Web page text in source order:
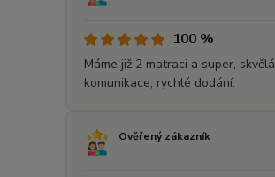
100 %
Máme již 2 matraci a super, skvělá
komunikace, rychlé dodání.
Ověřený zákazník